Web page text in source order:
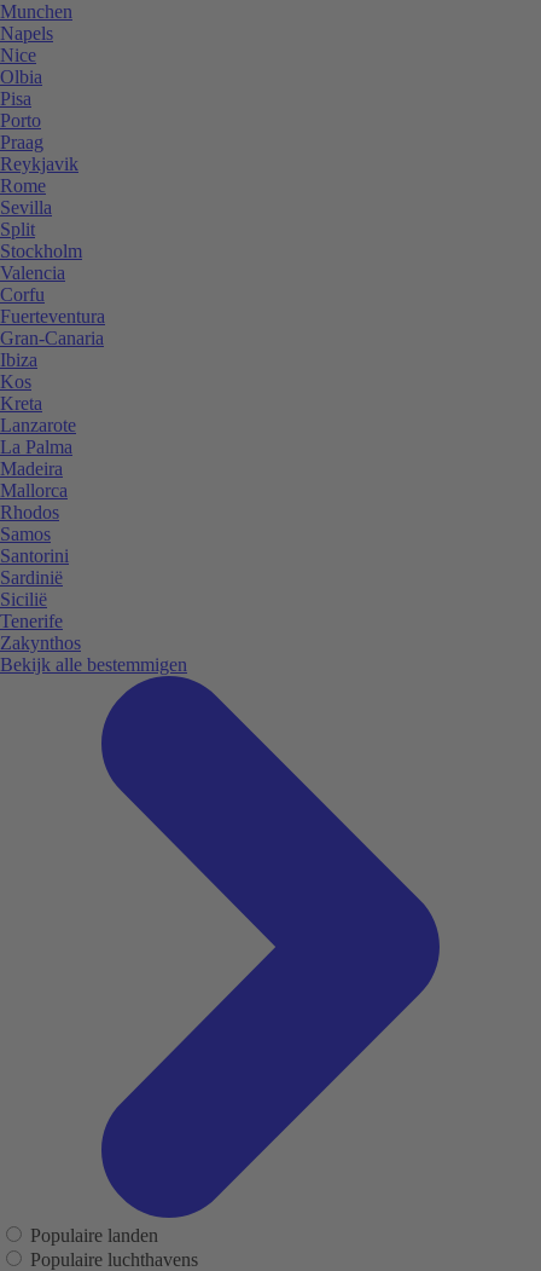
Munchen
Napels
Nice
Olbia
Pisa
Porto
Praag
Reykjavik
Rome
Sevilla
Split
Stockholm
Valencia
Corfu
Fuerteventura
Gran-Canaria
Ibiza
Kos
Kreta
Lanzarote
La Palma
Madeira
Mallorca
Rhodos
Samos
Santorini
Sardinië
Sicilië
Tenerife
Zakynthos
Bekijk alle bestemmigen
Populaire landen
Populaire luchthavens